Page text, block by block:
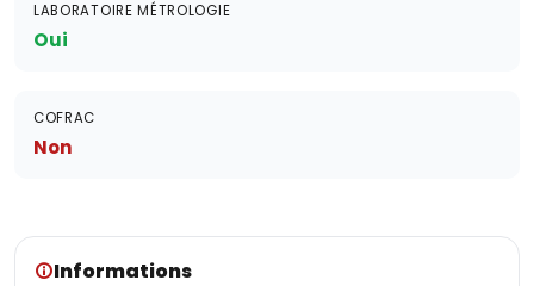
LABORATOIRE MÉTROLOGIE
Oui
COFRAC
Non
Informations